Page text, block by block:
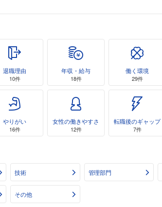
退職理由
10件
年収・給与
18件
働く環境
29件
やりがい
16件
女性の働きやすさ
12件
転職後のギャップ
7件
技術 管理部門
その他